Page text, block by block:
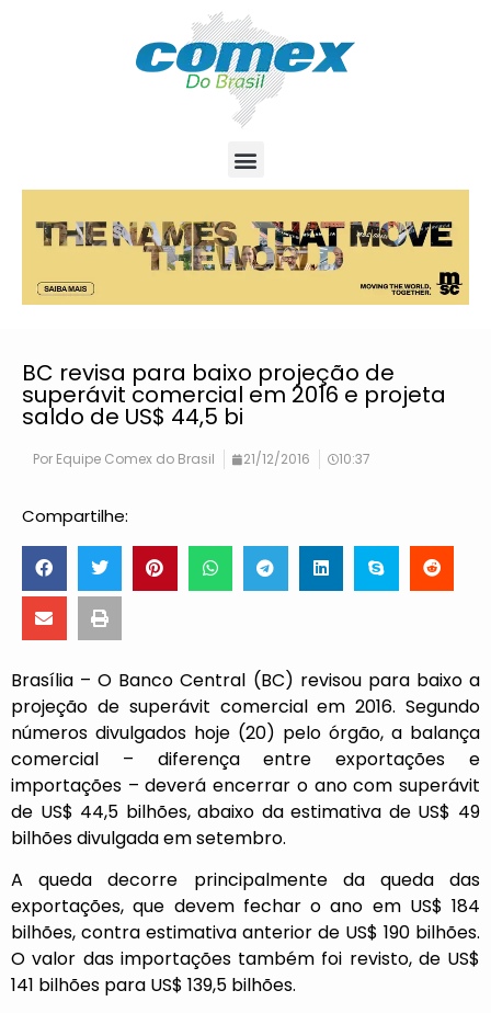
BC revisa para baixo projeção de
superávit comercial em 2016 e projeta
saldo de US$ 44,5 bi
Por Equipe Comex do Brasil 21/12/2016 10:37
Compartilhe:
Brasília – O Banco Central (BC) revisou para baixo a
projeção de superávit comercial em 2016. Segundo
números divulgados hoje (20) pelo órgão, a balança
comercial – diferença entre exportações e
importações – deverá encerrar o ano com superávit
de US$ 44,5 bilhões, abaixo da estimativa de US$ 49
bilhões divulgada em setembro.
A queda decorre principalmente da queda das
exportações, que devem fechar o ano em US$ 184
bilhões, contra estimativa anterior de US$ 190 bilhões.
O valor das importações também foi revisto, de US$
141 bilhões para US$ 139,5 bilhões.